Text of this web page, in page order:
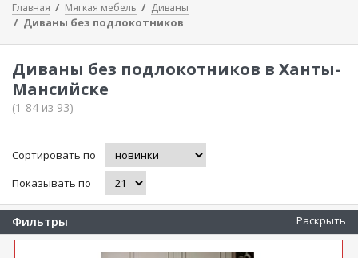
Главная Мягкая мебель Диваны
Диваны без подлокотников
Диваны без подлокотников в Ханты-
Мансийске
(1-84 из 93)
Сортировать по
Показывать по
Фильтры Раскрыть